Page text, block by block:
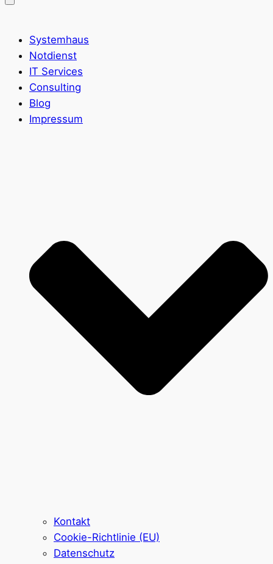
Systemhaus
Notdienst
IT Services
Consulting
Blog
Impressum
Kontakt
Cookie-Richtlinie (EU)
Datenschutz